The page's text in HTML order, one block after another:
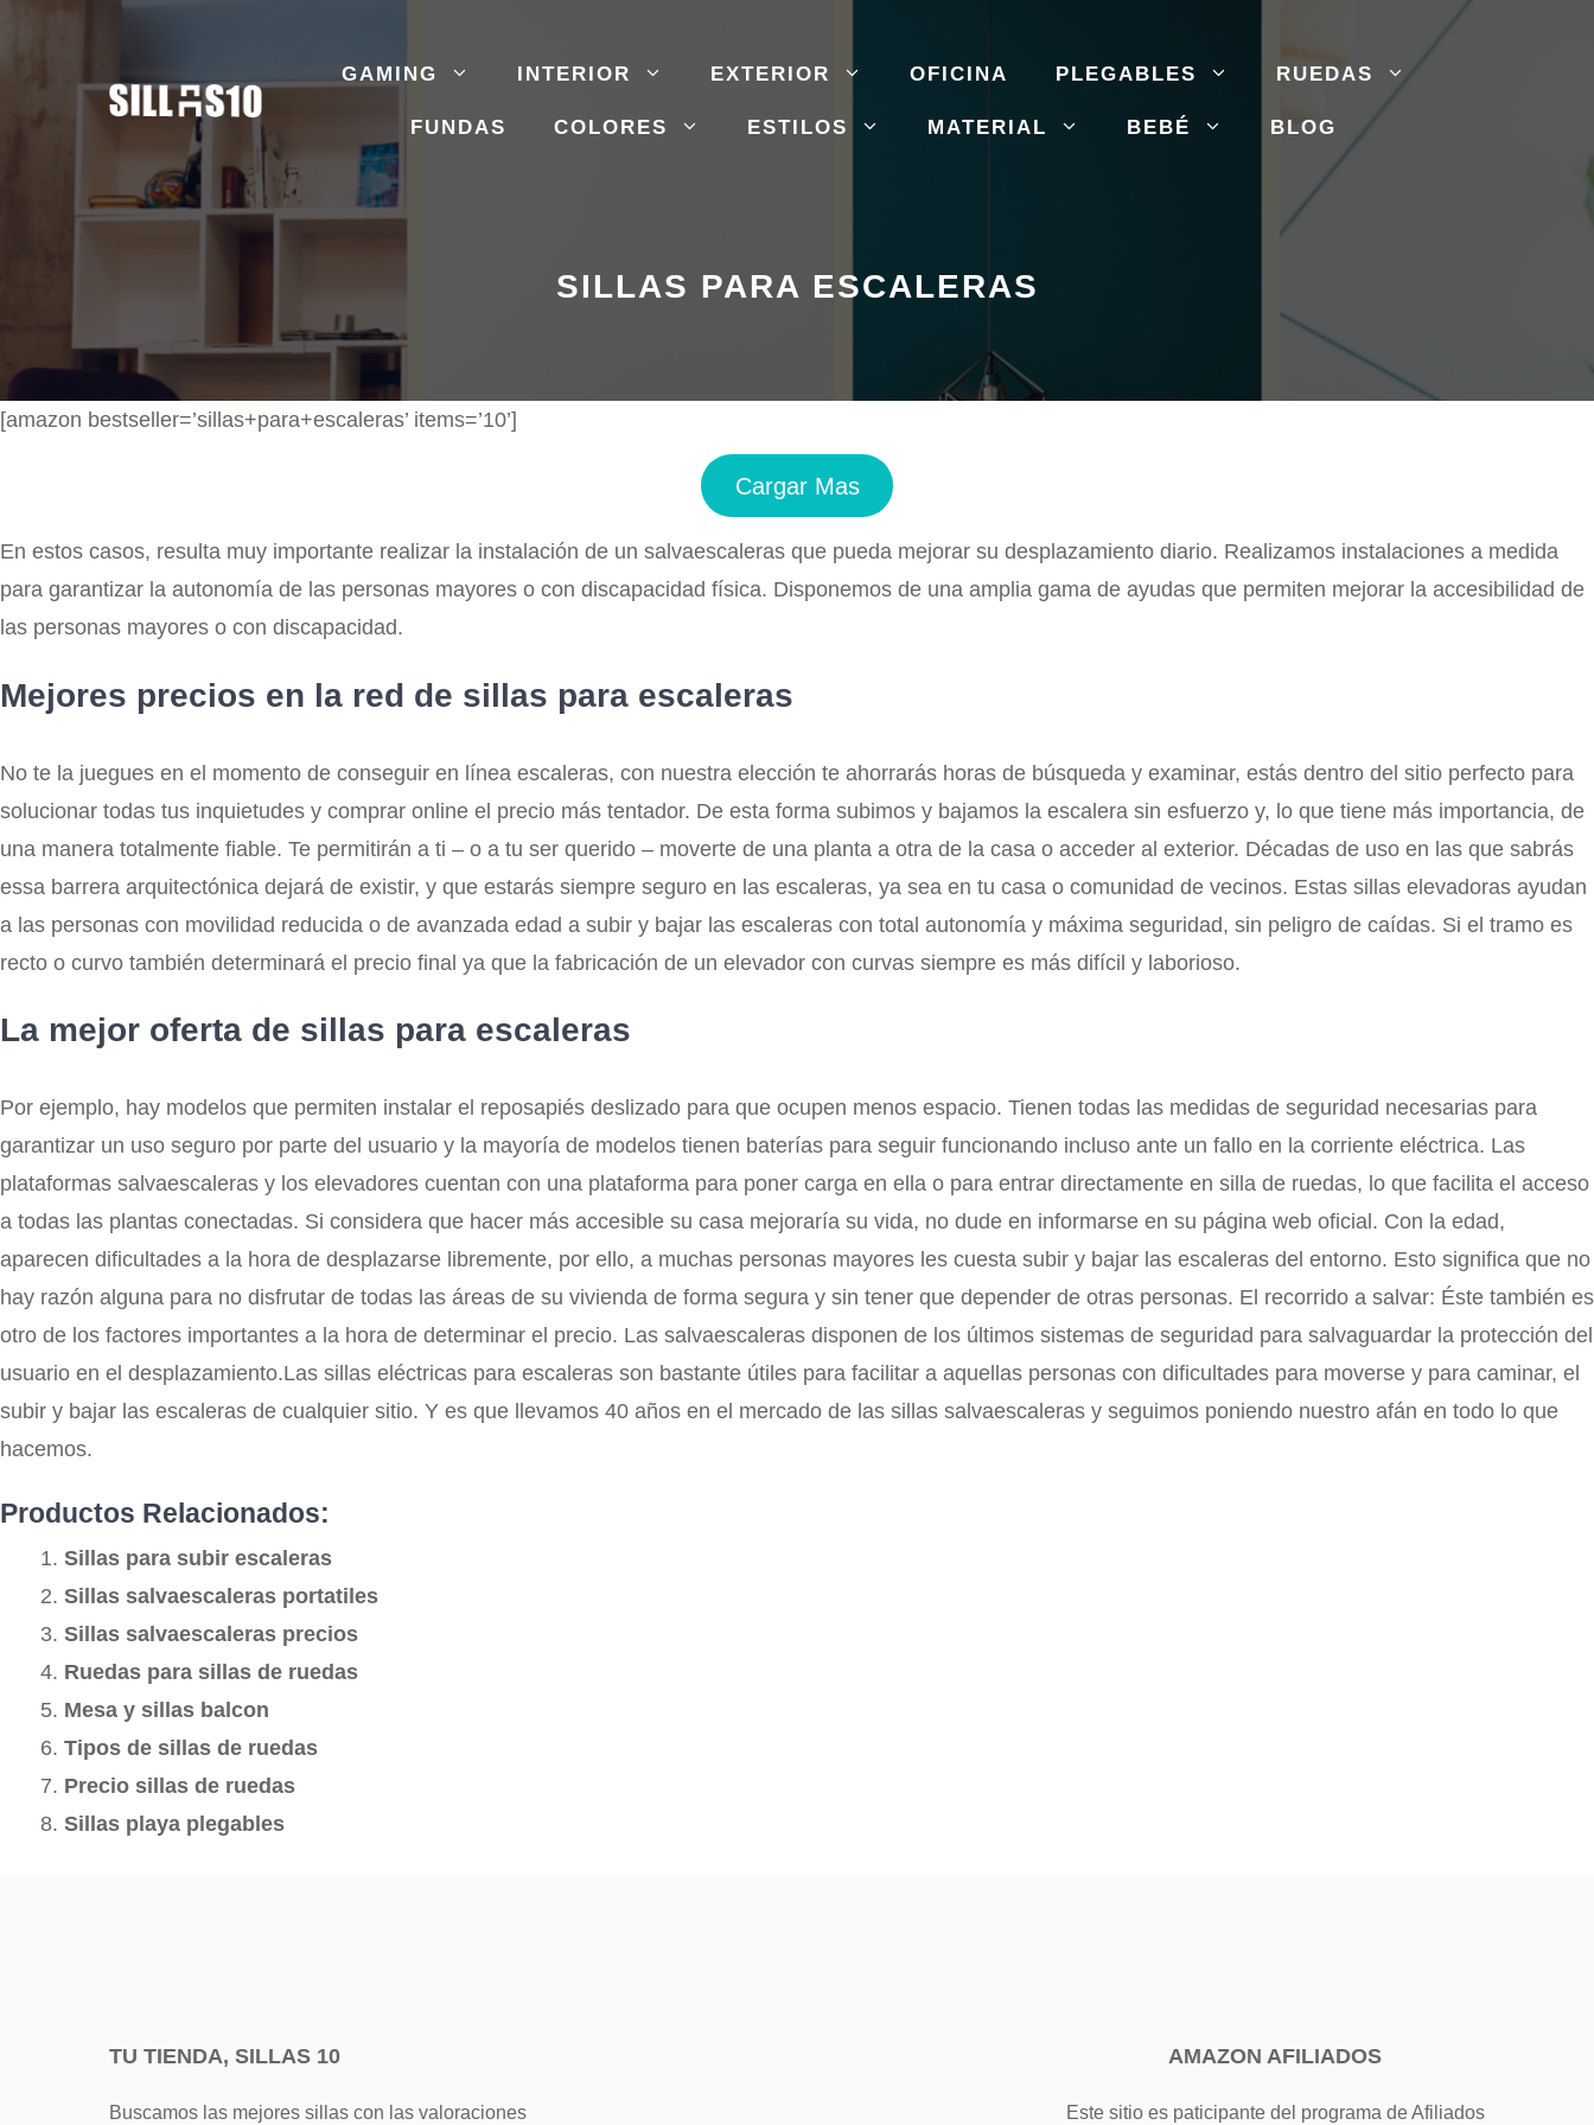
contenido
GAMING INTERIOR EXTERIOR OFICINA PLEGABLES RUEDAS
FUNDAS COLORES ESTILOS MATERIAL BEBÉ BLOG
SILLAS PARA ESCALERAS
[amazon bestseller=’sillas+para+escaleras’ items=’10’]
Cargar Mas
En estos casos, resulta muy importante realizar la instalación de un salvaescaleras que pueda mejorar su desplazamiento diario. Realizamos instalaciones a medida
para garantizar la autonomía de las personas mayores o con discapacidad física. Disponemos de una amplia gama de ayudas que permiten mejorar la accesibilidad de
las personas mayores o con discapacidad.
Mejores precios en la red de sillas para escaleras
No te la juegues en el momento de conseguir en línea escaleras, con nuestra elección te ahorrarás horas de búsqueda y examinar, estás dentro del sitio perfecto para
solucionar todas tus inquietudes y comprar online el precio más tentador. De esta forma subimos y bajamos la escalera sin esfuerzo y, lo que tiene más importancia, de
una manera totalmente fiable. Te permitirán a ti – o a tu ser querido – moverte de una planta a otra de la casa o acceder al exterior. Décadas de uso en las que sabrás
essa barrera arquitectónica dejará de existir, y que estarás siempre seguro en las escaleras, ya sea en tu casa o comunidad de vecinos. Estas sillas elevadoras ayudan
a las personas con movilidad reducida o de avanzada edad a subir y bajar las escaleras con total autonomía y máxima seguridad, sin peligro de caídas. Si el tramo es
recto o curvo también determinará el precio final ya que la fabricación de un elevador con curvas siempre es más difícil y laborioso.
La mejor oferta de sillas para escaleras
Por ejemplo, hay modelos que permiten instalar el reposapiés deslizado para que ocupen menos espacio. Tienen todas las medidas de seguridad necesarias para
garantizar un uso seguro por parte del usuario y la mayoría de modelos tienen baterías para seguir funcionando incluso ante un fallo en la corriente eléctrica. Las
plataformas salvaescaleras y los elevadores cuentan con una plataforma para poner carga en ella o para entrar directamente en silla de ruedas, lo que facilita el acceso
a todas las plantas conectadas. Si considera que hacer más accesible su casa mejoraría su vida, no dude en informarse en su página web oficial. Con la edad,
aparecen dificultades a la hora de desplazarse libremente, por ello, a muchas personas mayores les cuesta subir y bajar las escaleras del entorno. Esto significa que no
hay razón alguna para no disfrutar de todas las áreas de su vivienda de forma segura y sin tener que depender de otras personas. El recorrido a salvar: Éste también es
otro de los factores importantes a la hora de determinar el precio. Las salvaescaleras disponen de los últimos sistemas de seguridad para salvaguardar la protección del
usuario en el desplazamiento.Las sillas eléctricas para escaleras son bastante útiles para facilitar a aquellas personas con dificultades para moverse y para caminar, el
subir y bajar las escaleras de cualquier sitio. Y es que llevamos 40 años en el mercado de las sillas salvaescaleras y seguimos poniendo nuestro afán en todo lo que
hacemos.
Productos Relacionados:
Sillas para subir escaleras
Sillas salvaescaleras portatiles
Sillas salvaescaleras precios
Ruedas para sillas de ruedas
Mesa y sillas balcon
Tipos de sillas de ruedas
Precio sillas de ruedas
Sillas playa plegables
TU TIENDA, SILLAS 10
Buscamos las mejores sillas con las valoraciones
AMAZON AFILIADOS
Este sitio es paticipante del programa de Afiliados